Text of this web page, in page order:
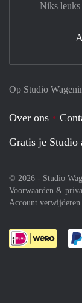
Op Studio
Over ons
Gratis je Studio
© 2026 - Studio
Voorwaarden &
Account verwijderen
Niks leuks